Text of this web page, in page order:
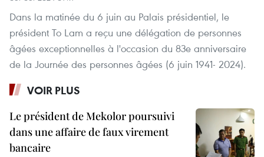
Dans la matinée du 6 juin au Palais présidentiel, le
président To Lam a reçu une délégation de personnes
âgées exceptionnelles à l'occasion du 83e anniversaire
de la Journée des personnes âgées (6 juin 1941- 2024).
VOIR PLUS
Le président de Mekolor poursuivi
dans une affaire de faux virement
bancaire